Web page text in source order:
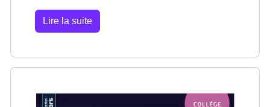
Lire la suite